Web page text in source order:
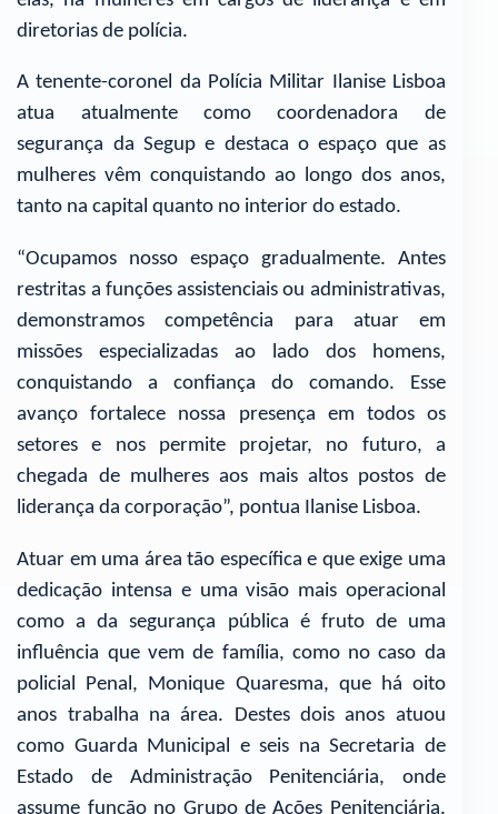
diretorias de polícia.
A tenente-coronel da Polícia Militar Ilanise Lisboa
atua atualmente como coordenadora de
segurança da Segup e destaca o espaço que as
mulheres vêm conquistando ao longo dos anos,
tanto na capital quanto no interior do estado.
“Ocupamos nosso espaço gradualmente. Antes
restritas a funções assistenciais ou administrativas,
demonstramos competência para atuar em
missões especializadas ao lado dos homens,
conquistando a confiança do comando. Esse
avanço fortalece nossa presença em todos os
setores e nos permite projetar, no futuro, a
chegada de mulheres aos mais altos postos de
liderança da corporação”, pontua Ilanise Lisboa.
Atuar em uma área tão específica e que exige uma
dedicação intensa e uma visão mais operacional
como a da segurança pública é fruto de uma
influência que vem de família, como no caso da
policial Penal, Monique Quaresma, que há oito
anos trabalha na área. Destes dois anos atuou
como Guarda Municipal e seis na Secretaria de
Estado de Administração Penitenciária, onde
assume função no Grupo de Ações Penitenciária.